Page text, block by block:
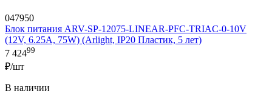
047950
Блок питания ARV-SP-12075-LINEAR-PFC-TRIAC-0-10V
(12V, 6.25A, 75W) (Arlight, IP20 Пластик, 5 лет)
7 42499
₽/шт
В наличии